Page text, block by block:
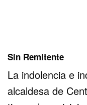
Sin Remitente
La indolencia e
alcaldesa de